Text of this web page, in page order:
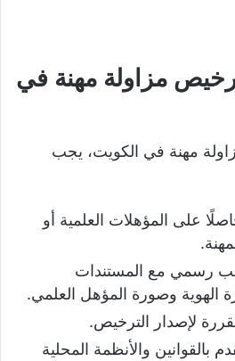
مزاولة مهنة في
مهنة في الكويت، يجب
على المؤهلات العلمية أو
رسمي مع المستندات
الهوية وصورة المؤهل العلمي.
لإصدار الترخيص.
بالقوانين والأنظمة المحلية